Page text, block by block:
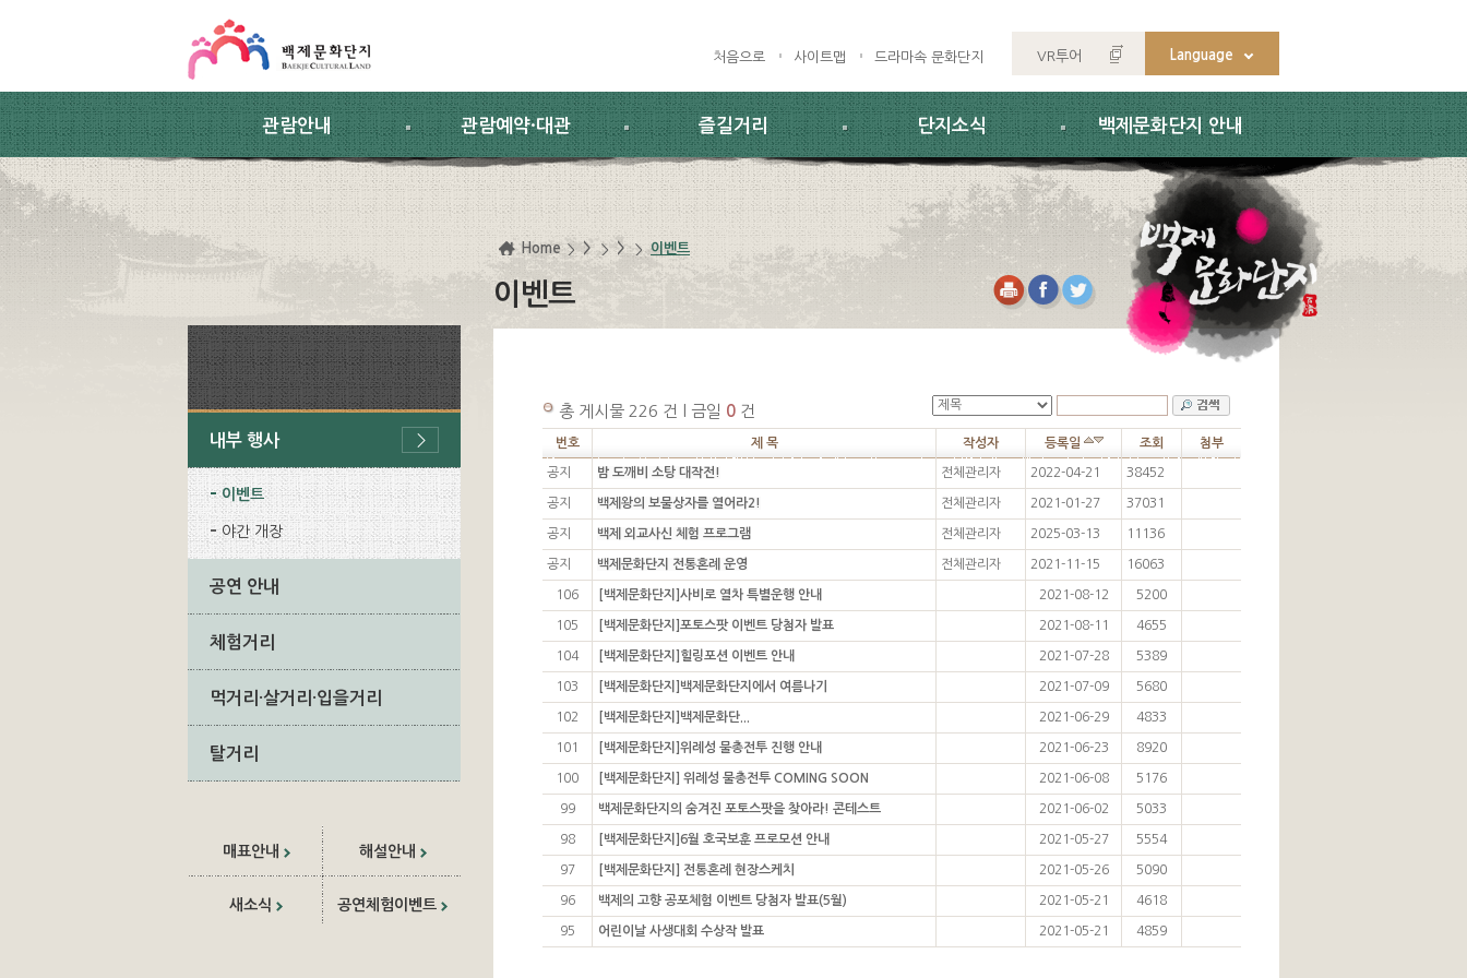
처음으로 사이트맵 드라마속 문화단지 VR투어 Language
관람안내 관람예약·대관 즐길거리 단지소식 백제문화단지 안내
내부 행사
이벤트
야간 개장
공연 안내
체험거리
먹거리·살거리·입을거리
탈거리
매표안내 해설안내
새소식 공연체험이벤트
Home > > 이벤트
이벤트
총 게시물 226 건 l 금일 0 건
번호 제 목 작성자 등록일 조회 첨부
공지 밤 도깨비 소탕 대작전! 전체관리자 2022-04-21 38452
공지 백제왕의 보물상자를 열어라2! 전체관리자 2021-01-27 37031
공지 백제 외교사신 체험 프로그램 전체관리자 2025-03-13 11136
공지 백제문화단지 전통혼례 운영 전체관리자 2021-11-15 16063
106 [백제문화단지]사비로 열차 특별운행 안내 2021-08-12 5200
105 [백제문화단지]포토스팟 이벤트 당첨자 발표 2021-08-11 4655
104 [백제문화단지]힐링포션 이벤트 안내 2021-07-28 5389
103 [백제문화단지]백제문화단지에서 여름나기 2021-07-09 5680
102 [백제문화단지]백제문화단... 2021-06-29 4833
101 [백제문화단지]위례성 물총전투 진행 안내 2021-06-23 8920
100 [백제문화단지] 위례성 물총전투 COMING SOON 2021-06-08 5176
99 백제문화단지의 숨겨진 포토스팟을 찾아라! 콘테스트 2021-06-02 5033
98 [백제문화단지]6월 호국보훈 프로모션 안내 2021-05-27 5554
97 [백제문화단지] 전통혼례 현장스케치 2021-05-26 5090
96 백제의 고향 공포체험 이벤트 당첨자 발표(5월) 2021-05-21 4618
95 어린이날 사생대회 수상작 발표 2021-05-21 4859